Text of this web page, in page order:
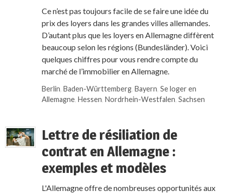
Ce n’est pas toujours facile de se faire une idée du
prix des loyers dans les grandes villes allemandes.
D’autant plus que les loyers en Allemagne diffèrent
beaucoup selon les régions (Bundesländer). Voici
quelques chiffres pour vous rendre compte du
marché de l’immobilier en Allemagne.
Berlin ,Baden-Württemberg ,Bayern ,Se loger en
Allemagne ,Hessen ,Nordrhein-Westfalen ,Sachsen
Lettre de résiliation de
contrat en Allemagne :
exemples et modèles
L'Allemagne offre de nombreuses opportunités aux